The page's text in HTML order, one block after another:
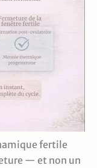
fertile
— et non un